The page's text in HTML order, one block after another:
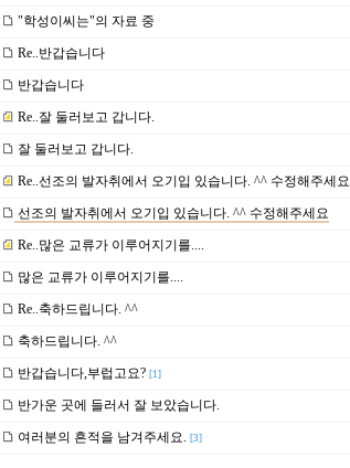
"학성이씨는"의 자료 중
Re..반갑습니다
반갑습니다
Re..잘 둘러보고 갑니다.
잘 둘러보고 갑니다.
Re..선조의 발자취에서 오기입 있습니다. ^^ 수정해주세요
선조의 발자취에서 오기입 있습니다. ^^ 수정해주세요
Re..많은 교류가 이루어지기를....
많은 교류가 이루어지기를....
Re..축하드립니다. ^^
축하드립니다. ^^
반갑습니다,부럽고요? [1]
반가운 곳에 들러서 잘 보았습니다.
여러분의 흔적을 남겨주세요. [3]